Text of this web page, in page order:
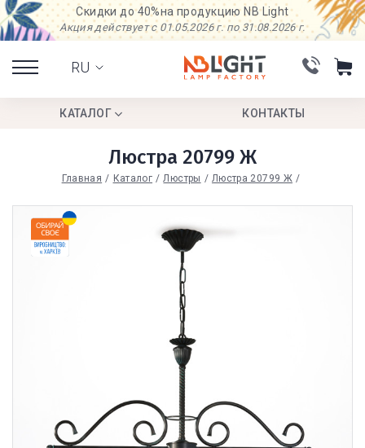
Скидки до 40%на продукцию NB Light
Акция действует с 01.05.2026 г. по 31.08.2026 г.
RU
КАТАЛОГ КОНТАКТЫ
Люстра 20799 Ж
Главная Каталог Люстры Люстра 20799 Ж